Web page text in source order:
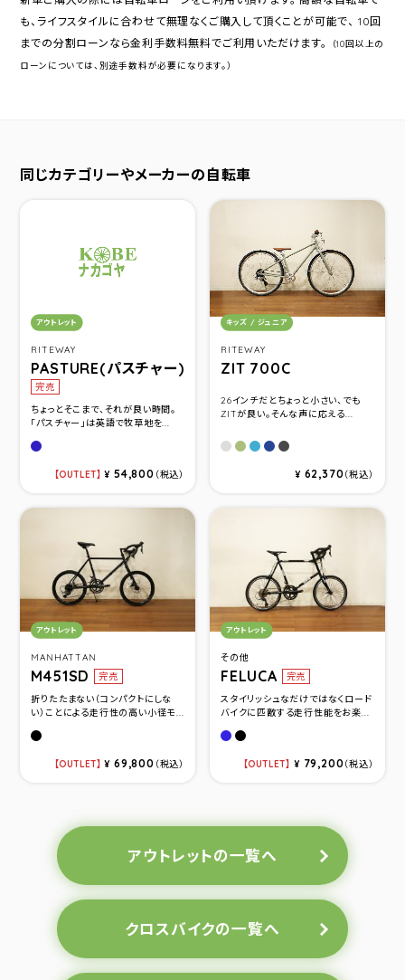
も、ライフスタイルに合わせて無理なくご購入して頂くことが可能で、 10回
までの分割ローンなら金利手数料無料でご利用いただけます。
（10回以上の
ローンについては、別途手数料が必要になります。）
同じカテゴリーやメーカーの自転車
RITEWAY
PASTURE(パスチャー)
完売
カテゴリ：
アウトレット
ちょっとそこまで、それが良い時間。
「パスチャー」は英語で牧草地を...
グロスネイビー
OUTLET ¥ 54,800 （税込）
RITEWAY
ZIT 700C
カテゴリ：
キッズ / ジュニア
26インチだとちょっと小さい、でも
ZITが良い。そんな声に応える...
マットサンドベージュ
マットカーキ
マットスカイブルー
マットネイビー
マットブラックグレ
¥ 62,370（税込）
MANHATTAN
M451SD 完売
カテゴリ：
アウトレット
折りたたまない（コンパクトにしな
い）ことによる走行性の高い小径モ...
Flat Black(サイズ460)
OUTLET ¥ 69,800 （税込）
その他
FELUCA 完売
カテゴリ：
アウトレット
スタイリッシュなだけではなくロード
バイクに匹敵する走行性能をお楽...
GIOS BLUE(サイズ480)
BLACK(サイズ510)
OUTLET ¥ 79,200（税込）
アウトレットの一覧へ
クロスバイクの一覧へ